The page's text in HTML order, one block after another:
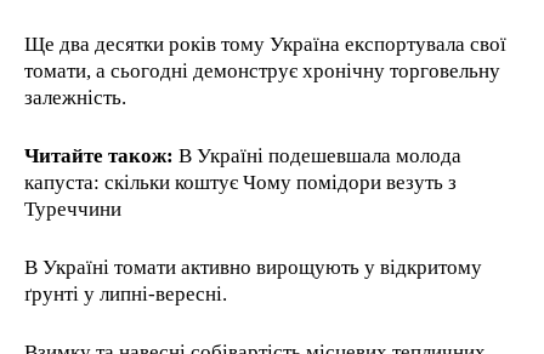
Ще два десятки років тому Україна експортувала свої
томати, а сьогодні демонструє хронічну торговельну
залежність.
Читайте також: В Україні подешевшала молода
капуста: скільки коштує Чому помідори везуть з
Туреччини
В Україні томати активно вирощують у відкритому
ґрунті у липні-вересні.